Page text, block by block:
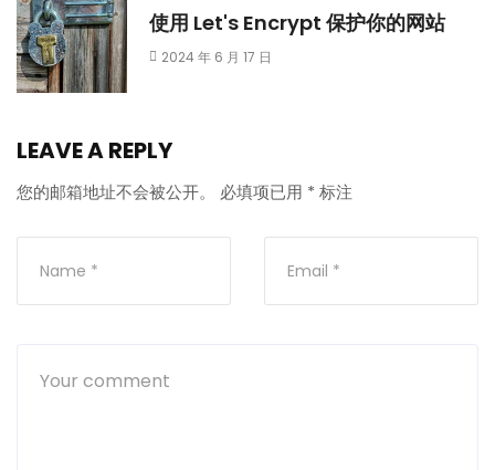
使用 Let's Encrypt 保护你的网站
2024 年 6 月 17 日
LEAVE A REPLY
您的邮箱地址不会被公开。 必填项已用 * 标注